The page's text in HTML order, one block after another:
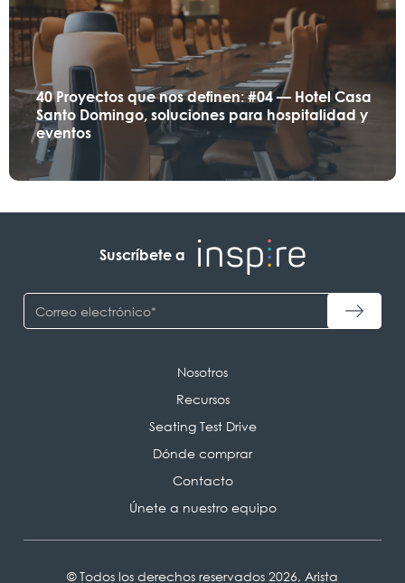
40 Proyectos que nos definen: #04 — Hotel Casa
Santo Domingo, soluciones para hospitalidad y
eventos
Suscríbete a
Nosotros
Recursos
Seating Test Drive
Dónde comprar
Contacto
Únete a nuestro equipo
© Todos los derechos reservados 2026, Arista